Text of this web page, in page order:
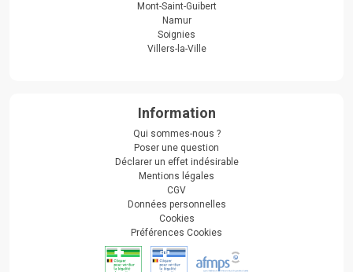
Mont-Saint-Guibert
Namur
Soignies
Villers-la-Ville
Information
Qui sommes-nous ?
Poser une question
Déclarer un effet indésirable
Mentions légales
CGV
Données personnelles
Cookies
Préférences Cookies